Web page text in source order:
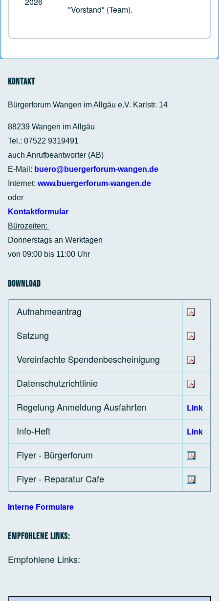
"Vorstand" (Team).
Kontakt
Bürgerforum Wangen im Allgäu e.V. Karlstr. 14
88239 Wangen im Allgäu
Tel.: 07522 9319491
auch Anrufbeantworter (AB)
E-Mail: buero@buergerforum-wangen.de
Internet: www.buergerforum-wangen.de
oder
Kontaktformular
Bürozeiten:
Donnerstags an Werktagen
von 09:00 bis 11:00 Uhr
Download
Aufnahmeantrag
Satzung
Vereinfachte Spendenbescheinigung
Datenschutzrichtlinie
Regelung Anmeldung Ausfahrten
Link
Info-Heft Link
Flyer - Bürgerforum
Flyer - Reparatur Cafe
Interne Formulare
Empfohlene Links:
Empfohlene Links: